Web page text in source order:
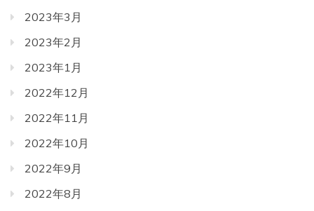
2023年3月
2023年2月
2023年1月
2022年12月
2022年11月
2022年10月
2022年9月
2022年8月